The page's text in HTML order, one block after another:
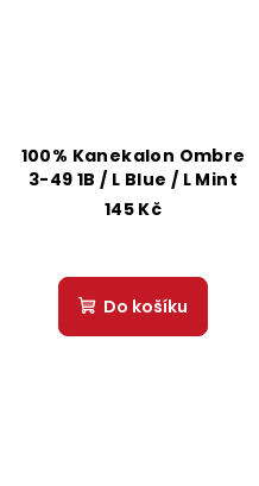
100% Kanekalon Ombre
3-49 1B / L Blue / L Mint
145 Kč
Do košíku